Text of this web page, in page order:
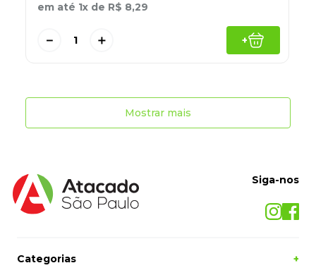
em até 1x de R$ 8,29
＋
－ +
Mostrar mais
Siga-nos
Categorias +